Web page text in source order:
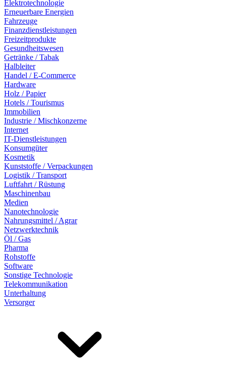
Elektrotechnologie
Erneuerbare Energien
Fahrzeuge
Finanzdienstleistungen
Freizeitprodukte
Gesundheitswesen
Getränke / Tabak
Halbleiter
Handel / E-Commerce
Hardware
Holz / Papier
Hotels / Tourismus
Immobilien
Industrie / Mischkonzerne
Internet
IT-Dienstleistungen
Konsumgüter
Kosmetik
Kunststoffe / Verpackungen
Logistik / Transport
Luftfahrt / Rüstung
Maschinenbau
Medien
Nanotechnologie
Nahrungsmittel / Agrar
Netzwerktechnik
Öl / Gas
Pharma
Rohstoffe
Software
Sonstige Technologie
Telekommunikation
Unterhaltung
Versorger